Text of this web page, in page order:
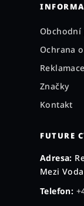
Ochrana
Reklamace
Značky
Kontakt
FUTURE
Adresa:
Mezi
Telefon: